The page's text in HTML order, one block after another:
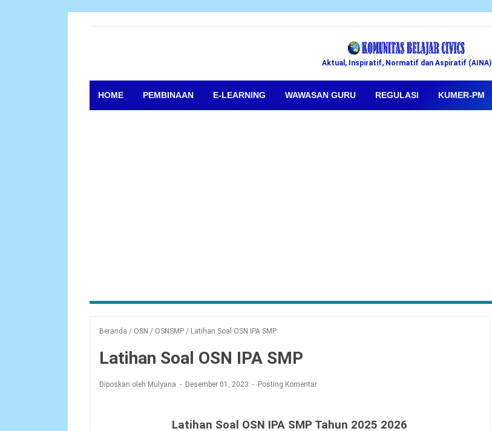
Aktual, Inspiratif, Normatif dan Aspiratif (AINA)
HOME PEMBINAAN E-LEARNING WAWASAN GURU REGULASI KUMER-PM
Beranda / OSN / OSNSMP / Latihan Soal OSN IPA SMP
Latihan Soal OSN IPA SMP
Diposkan oleh Mulyana Desember 01, 2023 Posting Komentar
Latihan Soal OSN IPA SMP Tahun 2025 2026